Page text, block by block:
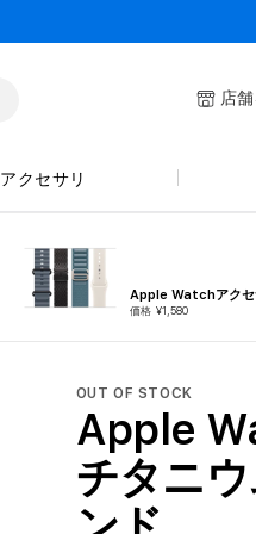
店
アクセサリ
Apple Watchアクセ
価格 ¥1,580
OUT OF STOCK
Apple
チタニ